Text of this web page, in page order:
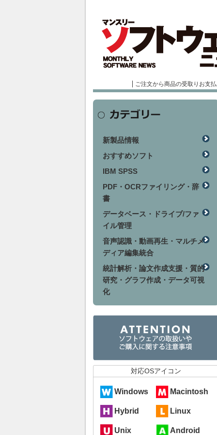
ご注文から商品の受取りお支
新製品情報
おすすめソフト
IBM SPSS
PDF・OCRファイリング・辞
書
データベース・ドライブ/ファ
イル管理
音声認識・動画再生・マルチメ
ディア編集統合
統計解析・論文作成支援・質的
研究・グラフ作成・データ可視
化
対応OSアイコン
Windows Macintosh
Hybrid Linux
Unix Android